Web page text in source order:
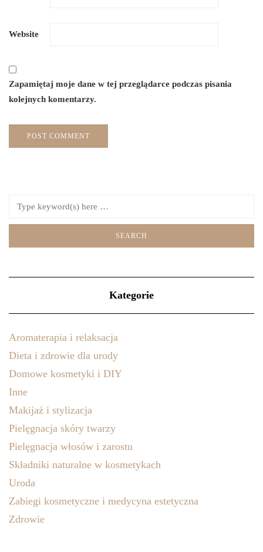
Website
Zapamiętaj moje dane w tej przeglądarce podczas pisania
kolejnych komentarzy.
Kategorie
Aromaterapia i relaksacja
Dieta i zdrowie dla urody
Domowe kosmetyki i DIY
Inne
Makijaż i stylizacja
Pielęgnacja skóry twarzy
Pielęgnacja włosów i zarostu
Składniki naturalne w kosmetykach
Uroda
Zabiegi kosmetyczne i medycyna estetyczna
Zdrowie